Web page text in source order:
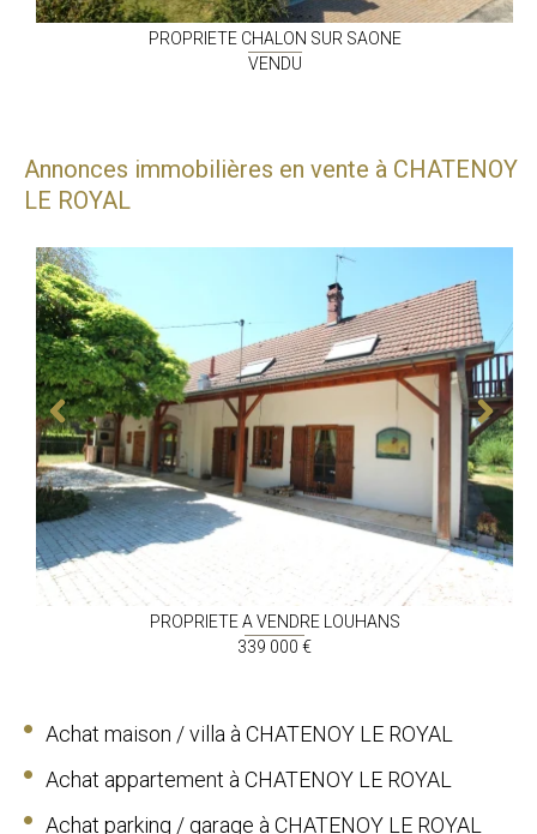
PROPRIETE CHALON SUR SAONE
VENDU
Annonces immobilières en vente à CHATENOY
LE ROYAL
PROPRIETE A VENDRE LOUHANS
339 000 €
Achat maison / villa à CHATENOY LE ROYAL
Achat appartement à CHATENOY LE ROYAL
Achat parking / garage à CHATENOY LE ROYAL